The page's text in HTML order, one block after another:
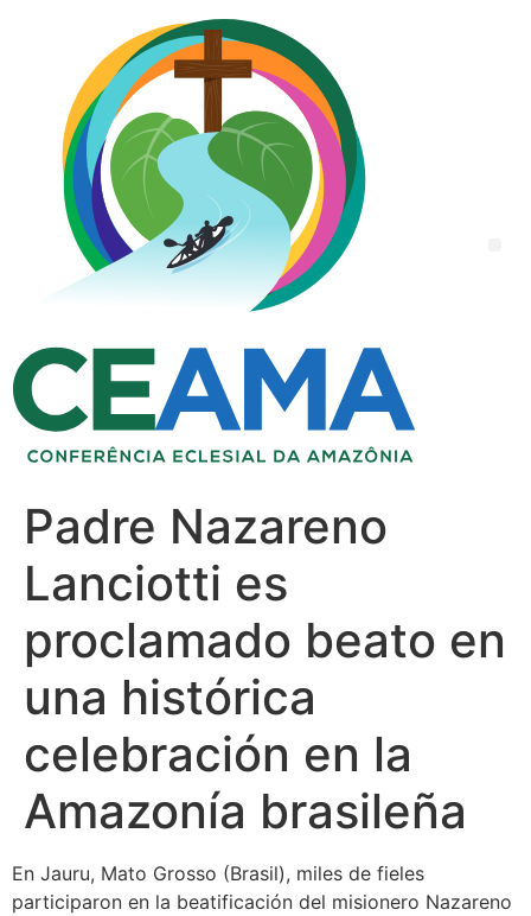
Padre Nazareno
Lanciotti es
proclamado beato en
una histórica
celebración en la
Amazonía brasileña
En Jauru, Mato Grosso (Brasil), miles de fieles
participaron en la beatificación del misionero Nazareno